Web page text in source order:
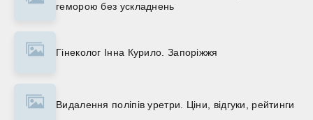
геморою без ускладнень
Гінеколог Інна Курило. Запоріжжя
Видалення поліпів уретри. Ціни, відгуки, рейтинги